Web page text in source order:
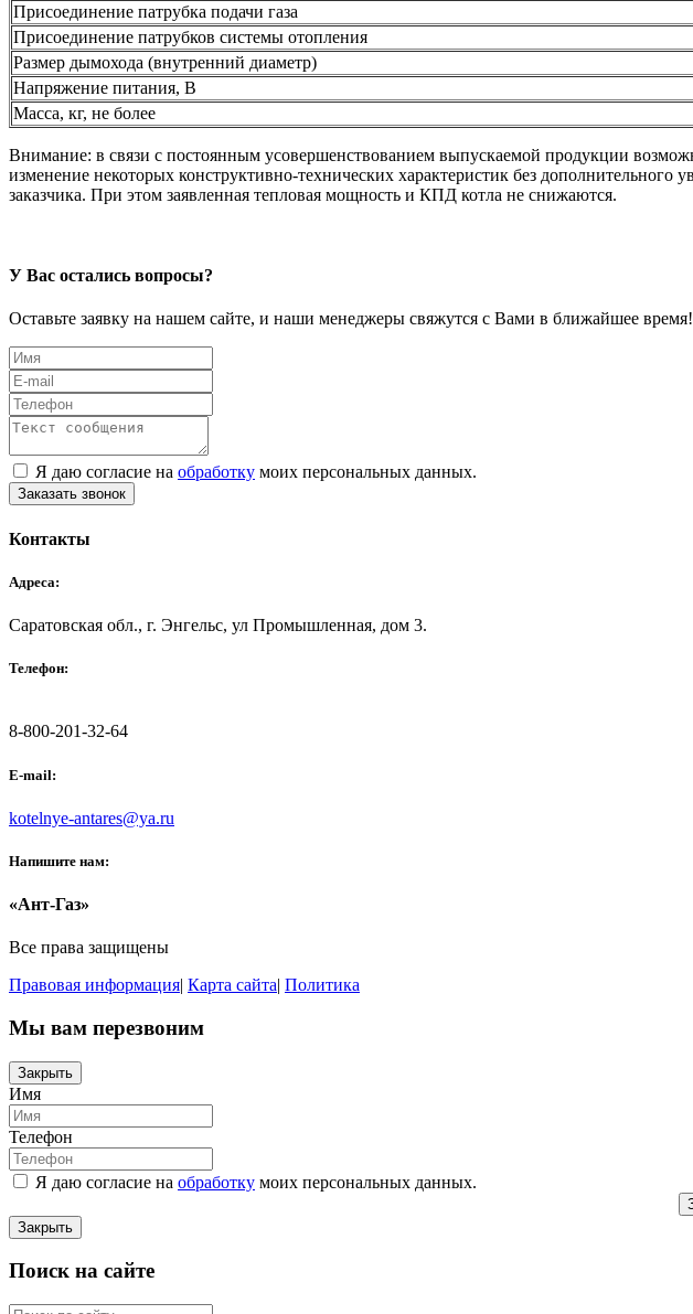
Присоединение патрубка подачи газа
Присоединение патрубков системы отопления
Размер дымохода (внутренний диаметр)
Напряжение питания, В
Масса, кг, не более
Внимание: в связи с постоянным усовершенствованием выпускаемой продукции
изменение некоторых конструктивно-технических характеристик без дополнительного
заказчика. При этом заявленная тепловая мощность и КПД котла не снижаются.
У Вас остались вопросы?
Оставьте заявку на нашем сайте, и наши менеджеры свяжутся с Вами в ближайшее время!
Я даю согласие на обработку моих персональных данных.
Заказать звонок
Контакты
Адреса:
Саратовская обл., г. Энгельс, ул Промышленная, дом 3.
Телефон:
8-800-201-32-64
E-mail:
kotelnye-antares@ya.ru
Напишите нам:
«Ант-Газ»
Все права защищены
Правовая информация| Карта сайта| Политика
Мы вам перезвоним
Закрыть
Имя
Телефон
Я даю согласие на обработку моих персональных данных.
Закрыть
Поиск на сайте